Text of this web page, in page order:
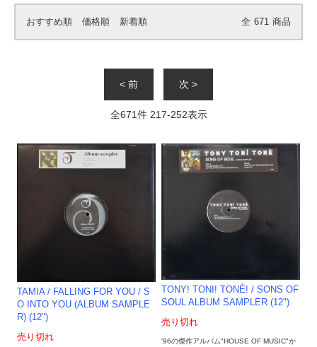
おすすめ順 価格順 新着順 全 671 商品
< 前 次 >
全671件 217-252表示
TAMIA / FALLING FOR YOU / S
O INTO YOU (ALBUM SAMPLE
R) (12")
売り切れ
TONY! TONI! TONÉ! / SONS OF
SOUL ALBUM SAMPLER (12")
売り切れ
'96の傑作アルバム"HOUSE OF MUSIC"か